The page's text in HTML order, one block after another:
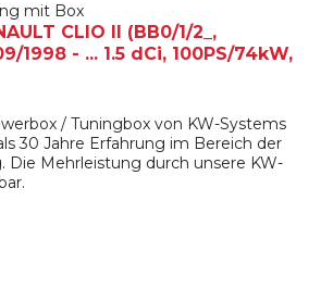
mit Box
CLIO II (BB0/1/2_,
1998 - ... 1.5 dCi, 100PS/74kW,
/ Tuningbox von KW-Systems
30 Jahre Erfahrung im Bereich der
Die Mehrleistung durch unsere KW-